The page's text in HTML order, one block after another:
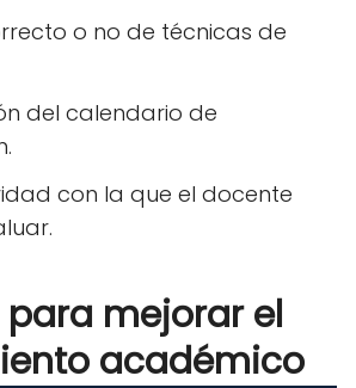
o no de técnicas de
del calendario de
con la que el docente
para mejorar el
académico